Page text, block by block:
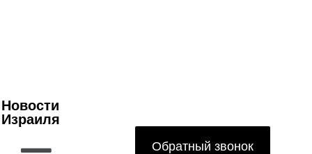
Новости
Израиля
Обратный звонок